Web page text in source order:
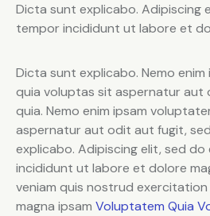
Dicta sunt explicabo. Adipiscing
tempor incididunt ut labore et
Dicta sunt explicabo. Nemo
quia voluptas sit aspernatur aut
quia. Nemo enim ipsam
aspernatur aut odit aut fugit,
explicabo. Adipiscing elit, sed
incididunt ut labore et dolore
veniam quis nostrud exercitation
magna ipsam Voluptatem Quia